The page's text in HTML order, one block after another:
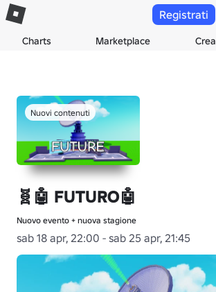
Charts Marketplace Crea
Registrati
Nuovi contenuti
🧬🤖 FUTURO🤖
Nuovo evento + nuova stagione
sab 18 apr, 22:00 - sab 25 apr, 21:45